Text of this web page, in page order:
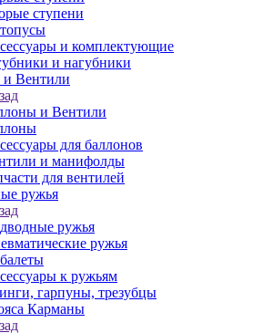
ступени
и комплектующие
и нагубники
Вентили
и Вентили
для баллонов
и манифолды
для вентилей
ружья
ружья
ружья
к ружьям
гарпуны, трезубцы
Карманы